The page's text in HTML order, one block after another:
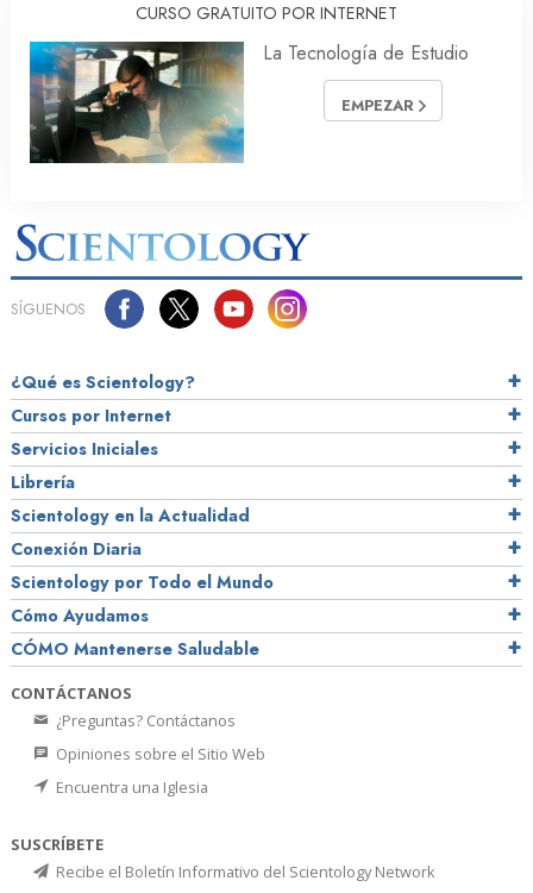
CURSO GRATUITO POR INTERNET
La Tecnología de Estudio
EMPEZAR
SÍGUENOS
¿Qué es Scientology?
Cursos por Internet
Servicios Iniciales
Librería
Scientology en la Actualidad
Conexión Diaria
Scientology por Todo el Mundo
Cómo Ayudamos
CÓMO Mantenerse Saludable
CONTÁCTANOS
¿Preguntas? Contáctanos
Opiniones sobre el Sitio Web
Encuentra una Iglesia
SUSCRÍBETE
Recibe el Boletín Informativo del Scientology Network